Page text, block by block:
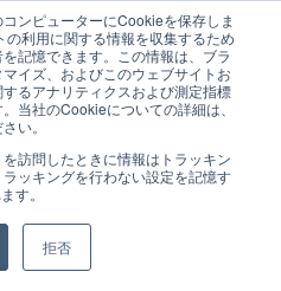
ンピューターにCookieを保存しま
利用に関する情報を収集するため
記憶できます。この情報は、ブラ
イズ、およびこのウェブサイトお
るアナリティクスおよび測定指標
当社のCookieについての詳細は、
い。
訪問したときに情報はトラッキン
ッキングを行わない設定を記憶す
す。
拒否
特化型オンライン
接点から、
自戦略を実装したAIが、御社